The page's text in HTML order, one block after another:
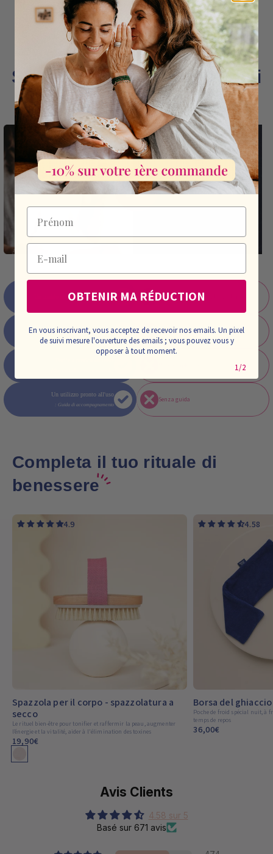
Domande frequenti
Sister Feel a confronto con i
diversi metodi
Un freddo mite e di lunga durata
Ergonomico e confortevole
Un utilizzo pronto all'uso
: Guida di accompagnamento
Freddo pungente e di breve durata
Scomodo e inadeguato
Senza guida
Completa il tuo rituale di
benessere
Spazzola per il corpo - spazzolatura a
secco
Le rituel bien-être pour tonifier et raffermir la peau, augmenter
l’énergie et la vitalité, aider à l'élimination des toxines
4.9
19,90€
Borsa del
Poche de froid spécial nuit, à
temps de repos
4.58
36,00€
Avis Clients
4.58 sur 5
Basé sur 671 avis
Prénom
E-mail
OBTENIR MA RÉDUCTION
En vous inscrivant, vous acceptez de recevoir nos emails. Un pixel
de suivi mesure l'ouverture des emails ; vous pouvez vous y
opposer à tout moment.
1/2